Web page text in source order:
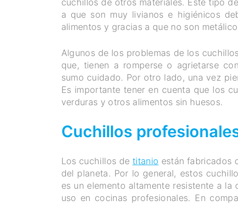
cuchillos de otros materiales. Este tipo
a que son muy livianos e higiénicos
alimentos y gracias a que no son
Algunos de los problemas de los
que, tienen a romperse o agrietarse
sumo cuidado. Por otro lado, una vez
Es importante tener en cuenta que los
verduras y otros alimentos sin huesos.
Cuchillos
Los cuchillos detitanio están fabricados
del planeta. Por lo general, estos
es un elemento altamente resistente a
uso en cocinas profesionales. En